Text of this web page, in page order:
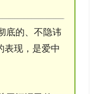
底的、不隐讳
表现，是爱中